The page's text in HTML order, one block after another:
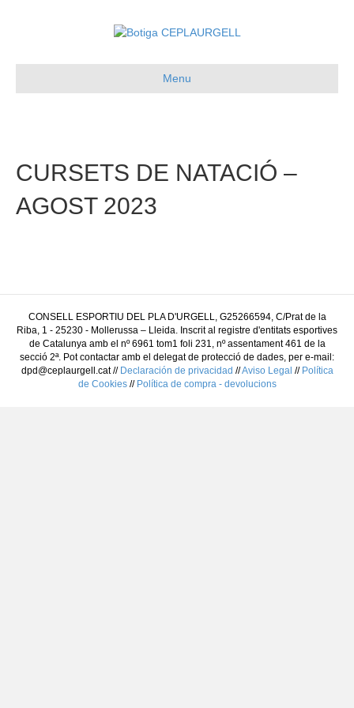
Menu
CURSETS DE NATACIÓ –
AGOST 2023
CONSELL ESPORTIU DEL PLA D'URGELL, G25266594, C/Prat de la
Riba, 1 - 25230 - Mollerussa – Lleida. Inscrit al registre d'entitats esportives
de Catalunya amb el nº 6961 tom1 foli 231, nº assentament 461 de la
secció 2ª. Pot contactar amb el delegat de protecció de dades, per e-mail:
dpd@ceplaurgell.cat // Declaración de privacidad //Aviso Legal // Política
de Cookies// Política de compra - devolucions